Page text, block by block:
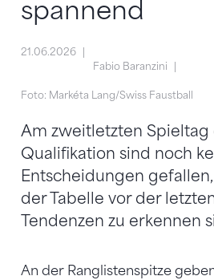
spannend
21.06.2026
Fabio Baranzini
Foto: Markéta Lang/Swiss Faustball
Am zweitletzten Spieltag
Qualifikation sind noch
Entscheidungen
der Tabelle vor der
Tendenzen zu erkennen
An der Ranglistenspitze